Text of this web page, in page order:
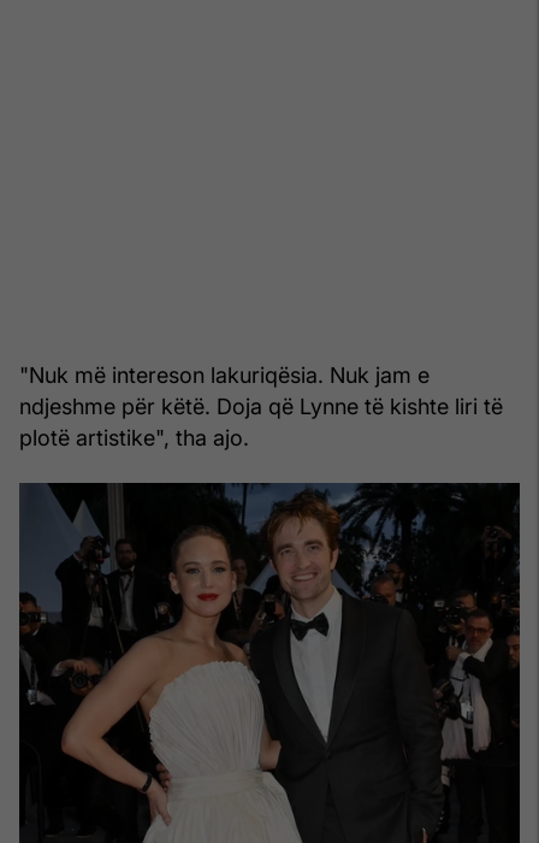
"Nuk më intereson lakuriqësia. Nuk jam e
ndjeshme për këtë. Doja që Lynne të kishte liri të
plotë artistike", tha ajo.